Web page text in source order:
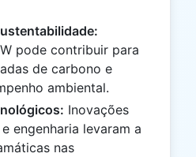
pode contribuir para
de carbono e
ambiental.
Inovações
engenharia levaram a
nas